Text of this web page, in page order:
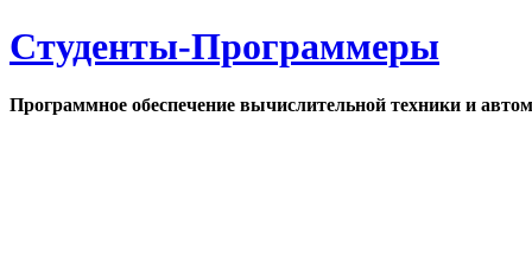
Студенты-Программеры
Программное обеспечение вычислительной техники и